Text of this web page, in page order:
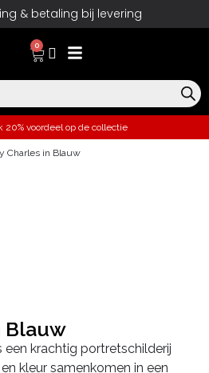
& betaling bij levering
0
20% voordeel op de collectie
Charles in Blauw
Blauw
een krachtig portretschilderij
kleur samenkomen in een